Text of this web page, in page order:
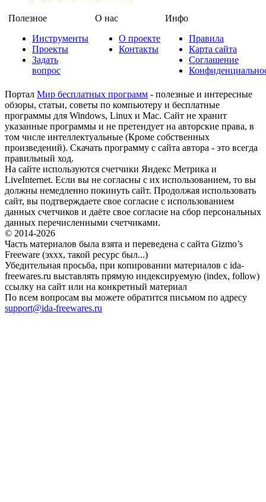
Полезное
Инструменты
Проекты
Задать
вопрос
О нас
О проекте
Контакты
Инфо
Правила
Карта сайта
Соглашение
Портал Мир бесплатных программ - полезные и интересные
обзоры, статьи, советы по компьютеру и бесплатные
программы для Windows, Linux и Mac. Сайт не хранит
указанные программы и не претендует на авторские права, в
том числе интеллектуальные (Кроме собственных
произведений). Скачать программу с сайта автора - это всегда
правильный ход.
На сайте используются счетчики Яндекс Метрика и
LiveInternet. Если вы не согласны с их использованием, то вы
должны немедленно покинуть сайт. Продолжая использовать
сайт, вы подтверждаете свое согласие с использованием
данных счетчиков и даёте свое согласие на сбор персональных
данных перечисленными счетчиками.
© 2014-2026
Часть материалов была взята и переведена с сайта Gizmo’s
Freeware (эххх, такой ресурс был...)
Убедительная просьба, при копировании материалов с ida-
freewares.ru выставлять прямую индексируемую (index, follow)
ссылку на сайт или на конкретный материал
По всем вопросам вы можете обратится письмом по адресу
support@ida-freewares.ru